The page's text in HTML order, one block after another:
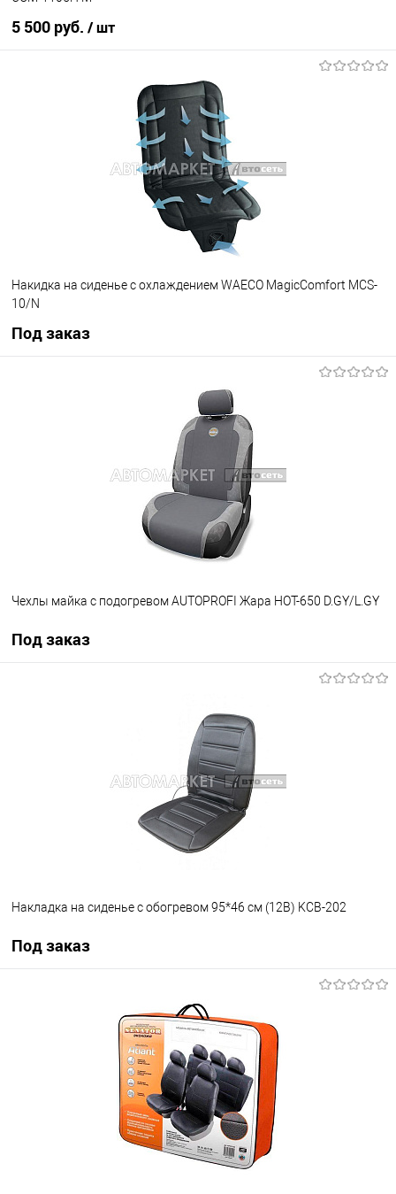
5 500 руб. / шт
В корзину
Накидка на сиденье с охлаждением WAECO MagicComfort MCS-
10/N
Под заказ
Под заказ
Чехлы майка с подогревом AUTOPROFI Жара HOT-650 D.GY/L.GY
Под заказ
Под заказ
Накладка на сиденье с обогревом 95*46 см (12В) KCB-202
Под заказ
Под заказ